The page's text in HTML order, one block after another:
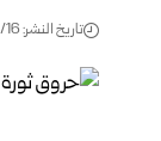
تاريخ النشر: 2026/06/16 3:33 مساءً